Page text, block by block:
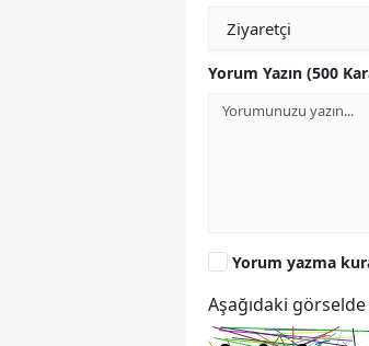
Yorum Yazın (500
Yorum yazma
Aşağıdaki